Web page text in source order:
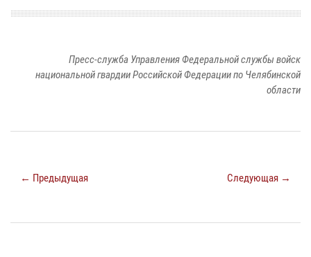
Пресс-служба Управления Федеральной службы войск
национальной гвардии Российской Федерации по Челябинской
области
← Предыдущая Следующая →